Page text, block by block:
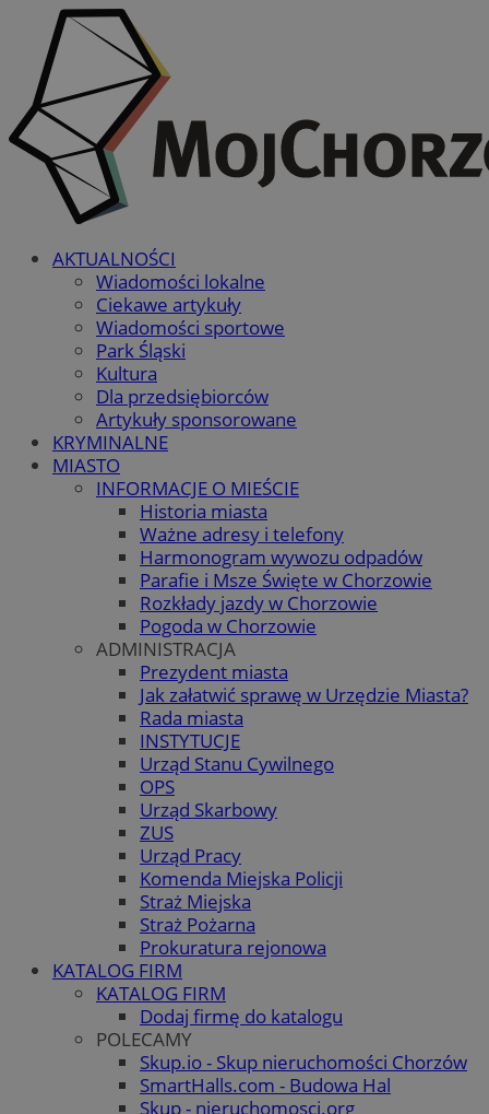
AKTUALNOŚCI
Wiadomości lokalne
Ciekawe artykuły
Wiadomości sportowe
Park Śląski
Kultura
Dla przedsiębiorców
Artykuły sponsorowane
KRYMINALNE
MIASTO
INFORMACJE O MIEŚCIE
Historia miasta
Ważne adresy i telefony
Harmonogram wywozu odpadów
Parafie i Msze Święte w Chorzowie
Rozkłady jazdy w Chorzowie
Pogoda w Chorzowie
ADMINISTRACJA
Prezydent miasta
Jak załatwić sprawę w Urzędzie Miasta?
Rada miasta
INSTYTUCJE
Urząd Stanu Cywilnego
OPS
Urząd Skarbowy
ZUS
Urząd Pracy
Komenda Miejska Policji
Straż Miejska
Straż Pożarna
Prokuratura rejonowa
KATALOG FIRM
KATALOG FIRM
Dodaj firmę do katalogu
POLECAMY
Skup.io - Skup nieruchomości Chorzów
SmartHalls.com - Budowa Hal
Skup - nieruchomosci.org